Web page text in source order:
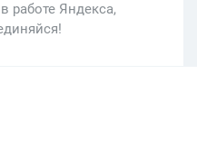
работе Яндекса,